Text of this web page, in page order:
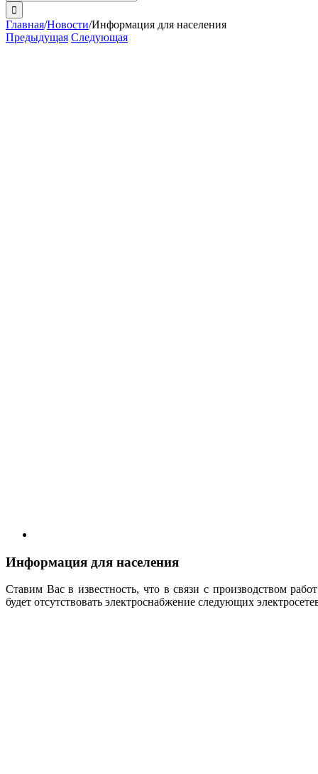
поиска:
Главная/Новости/Информация для населения
Предыдущая Следующая
Информация для населения
Ставим Вас в известность, что в связи с производством
будет отсутствовать электроснабжение следующих